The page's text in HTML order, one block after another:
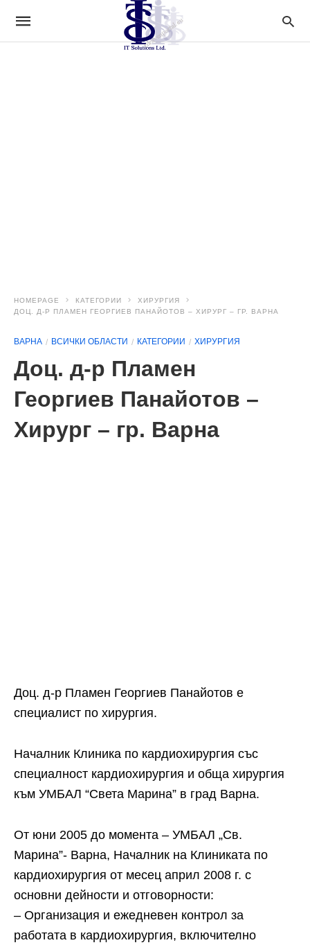
HOMEPAGE КАТЕГОРИИ
ХИРУРГИЯ
ДОЦ. Д-Р ПЛАМЕН ГЕОРГИЕВ ПАНАЙОТОВ – ХИРУРГ – ГР. ВАРНА
ВАРНА ВСИЧКИ ОБЛАСТИ КАТЕГОРИИ ХИРУРГИЯ
Доц. д-р Пламен
Георгиев Панайотов –
Хирург – гр. Варна
Доц. д-р Пламен Георгиев Панайотов е
специалист по хирургия.
Началник Клиника по кардиохирургия със
специалност кардиохирургия и обща хирургия
към УМБАЛ “Света Марина” в град Варна.
От юни 2005 до момента – УМБАЛ „Св.
Марина”- Варна, Началник на Клиниката по
кардиохирургия от месец април 2008 г. с
основни дейности и отговорности:
– Организация и ежедневен контрол за
работата в кардиохирургия, включително